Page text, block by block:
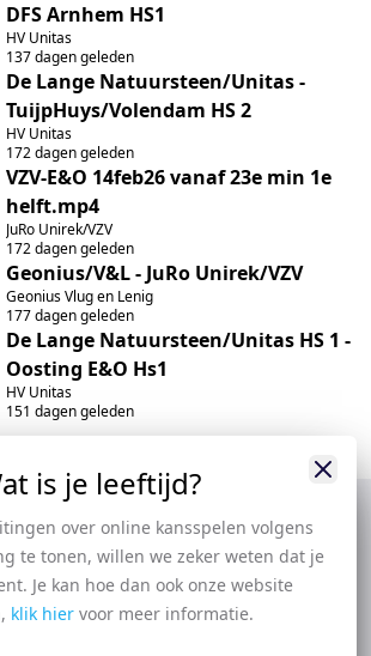
DFS Arnhem HS1
HV Unitas
137 dagen geleden
De Lange Natuursteen/Unitas -
TuijpHuys/Volendam HS 2
HV Unitas
172 dagen geleden
VZV-E&O 14feb26 vanaf 23e min 1e
helft.mp4
JuRo Unirek/VZV
172 dagen geleden
Geonius/V&L - JuRo Unirek/VZV
Geonius Vlug en Lenig
177 dagen geleden
De Lange Natuursteen/Unitas HS 1 -
Oosting E&O Hs1
HV Unitas
151 dagen geleden
is je leeftijd?
over online kansspelen volgens
te tonen, willen we zeker weten dat je
Je kan hoe dan ook onze website
klik hier voor meer informatie.